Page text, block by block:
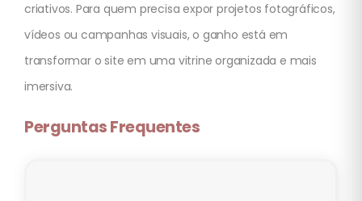
criativos. Para quem precisa expor projetos fotográficos,
vídeos ou campanhas visuais, o ganho está em
transformar o site em uma vitrine organizada e mais
imersiva.
Perguntas Frequentes